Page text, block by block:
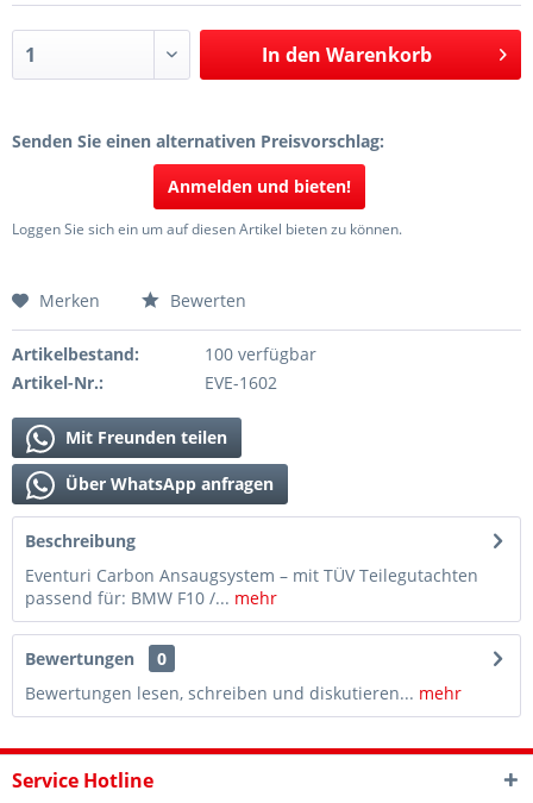
In den Warenkorb
Senden Sie einen alternativen Preisvorschlag:
Anmelden und bieten!
Loggen Sie sich ein um auf diesen Artikel bieten zu können.
Merken Bewerten
Artikelbestand:
100 verfügbar
Artikel-Nr.:
EVE-1602
Mit Freunden teilen
Über WhatsApp anfragen
Beschreibung
Eventuri Carbon Ansaugsystem – mit TÜV Teilegutachten
passend für: BMW F10 /... mehr
Bewertungen
0
Bewertungen lesen, schreiben und diskutieren... mehr
Service Hotline